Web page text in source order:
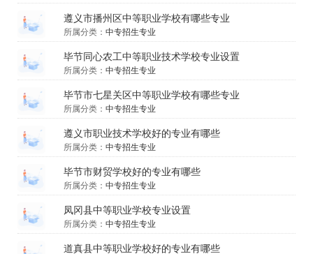
遵义市播州区中等职业学校有哪些专业
所属分类：中专招生专业
毕节同心农工中等职业技术学校专业设置
所属分类：中专招生专业
毕节市七星关区中等职业学校有哪些专业
所属分类：中专招生专业
遵义市职业技术学校好的专业有哪些
所属分类：中专招生专业
毕节市财贸学校好的专业有哪些
所属分类：中专招生专业
凤冈县中等职业学校专业设置
所属分类：中专招生专业
道真县中等职业学校好的专业有哪些